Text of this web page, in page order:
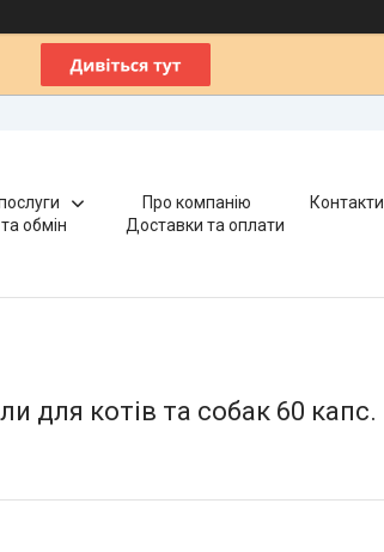
Про компанію
Контакти
обмін
Доставки та оплати
для котів та собак 60 капс.